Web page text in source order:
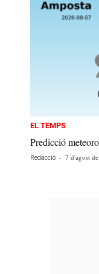
EL TEMPS
Predicció
Redacció - 7 d'agost